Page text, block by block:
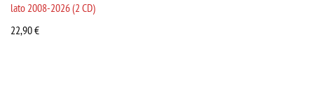
lato 2008-2026 (2 CD)
22,90€